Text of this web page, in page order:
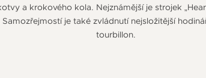
a krokového kola. Nejznámější je strojek
je také zvládnutí nejsložitější
tourbillon.